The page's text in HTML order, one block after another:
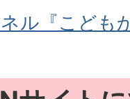
ル『こども